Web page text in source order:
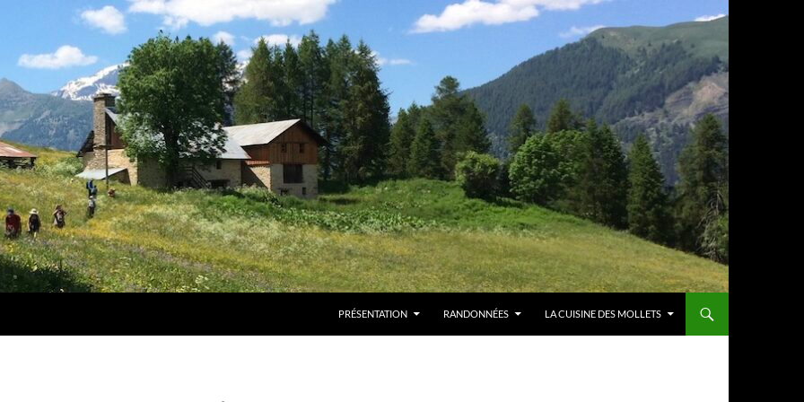
PRÉSENTATION RANDONNÉES LA CUISINE DES MOLLETS